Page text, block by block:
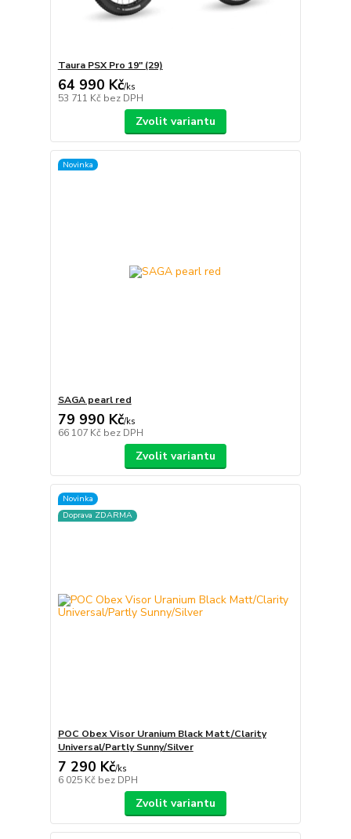
Taura PSX Pro 19″ (29)
64 990 Kč/ks
53 711 Kč bez DPH
Zvolit variantu
Novinka
SAGA pearl red
79 990 Kč/ks
66 107 Kč bez DPH
Zvolit variantu
Novinka
Doprava ZDARMA
POC Obex Visor Uranium Black Matt/Clarity
Universal/Partly Sunny/Silver
7 290 Kč/ks
6 025 Kč bez DPH
Zvolit variantu